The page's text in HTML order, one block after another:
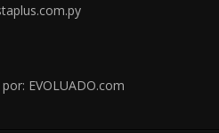
EVOLUADO.com